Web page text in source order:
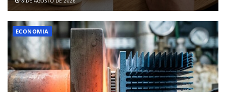
ECONOMIA